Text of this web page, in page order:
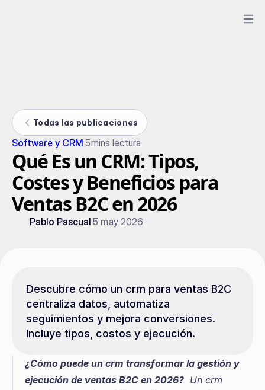
Todas las publicaciones
Software y CRM 5mins lectura
Qué Es un CRM: Tipos,
Costes y Beneficios para
Ventas B2C en 2026
Pablo Pascual 5 may 2026
Descubre cómo un crm para ventas B2C
centraliza datos, automatiza
seguimientos y mejora conversiones.
Incluye tipos, costos y ejecución.
¿Cómo puede un crm transformar la gestión y
ejecución de ventas B2C en 2026?
  Un crm